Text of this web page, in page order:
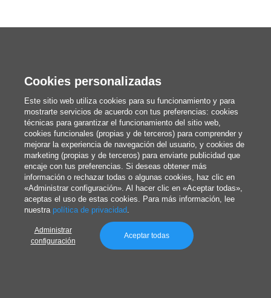
Artículos relacionados
Cookies personalizadas
Este sitio web utiliza cookies para su funcionamiento y para
mostrarte servicios de acuerdo con tus preferencias: cookies
técnicas para garantizar el funcionamiento del sitio web,
cookies funcionales (propias y de terceros) para comprender y
mejorar la experiencia de navegación del usuario, y cookies de
marketing (propias y de terceros) para enviarte publicidad que
encaje con tus preferencias. Si deseas obtener más
información o rechazar todas o algunas cookies, haz clic en
«Administrar configuración». Al hacer clic en «Aceptar todas»,
aceptas el uso de estas cookies. Para más información, lee
nuestra política de privacidad.
Administrar
configuración
Aceptar todas